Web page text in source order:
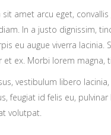
amet arcu eget,
In a justo dignissim,
eu augue viverra
et ex. Morbi lorem magna,
vestibulum libero
feugiat id felis eu,
volutpat.